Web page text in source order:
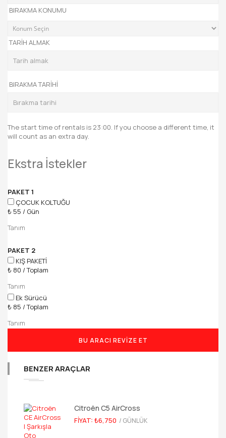
BIRAKMA KONUMU
TARIH ALMAK
BIRAKMA TARIHI
The start time of rentals is 23:00. If you choose a different time, it
will count as an extra day.
Ekstra İstekler
PAKET 1
ÇOCUK KOLTUĞU
₺ 55 / Gün
Tanım
PAKET 2
KIŞ PAKETİ
₺ 80 /Toplam
Tanım
Ek Sürücü
₺ 85 /Toplam
Tanım
BU ARACI REVIZE ET
BENZER ARAÇLAR
Citroën C5 AirCross
FIYAT: ₺6,750 / GÜNLÜK